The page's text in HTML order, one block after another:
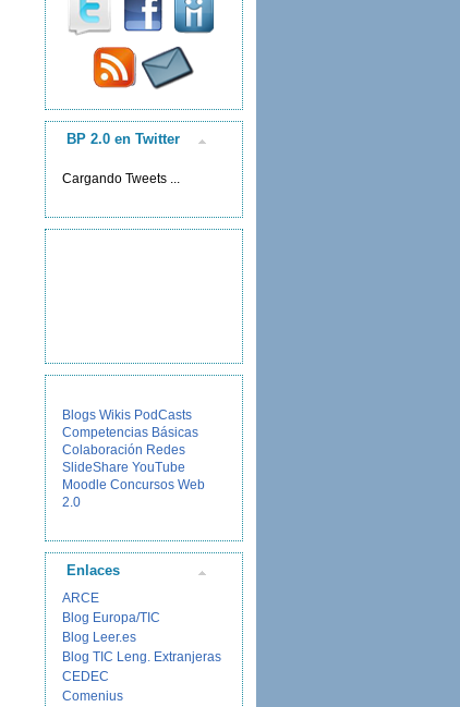
BP 2.0 en Twitter
Cargando Tweets ...
Blogs Wikis PodCasts
Competencias Básicas
Colaboración Redes
SlideShare YouTube
Moodle Concursos Web
2.0
Enlaces
ARCE
Blog Europa/TIC
Blog Leer.es
Blog TIC Leng. Extranjeras
CEDEC
Comenius